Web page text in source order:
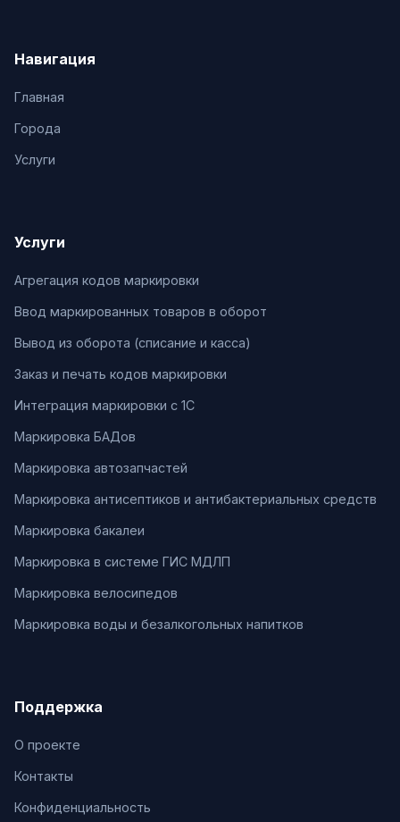
Навигация
Главная
Города
Услуги
Услуги
Агрегация кодов маркировки
Ввод маркированных товаров в оборот
Вывод из оборота (списание и касса)
Заказ и печать кодов маркировки
Интеграция маркировки с 1С
Маркировка БАДов
Маркировка автозапчастей
Маркировка антисептиков и антибактериальных средств
Маркировка бакалеи
Маркировка в системе ГИС МДЛП
Маркировка велосипедов
Маркировка воды и безалкогольных напитков
Поддержка
О проекте
Контакты
Конфиденциальность